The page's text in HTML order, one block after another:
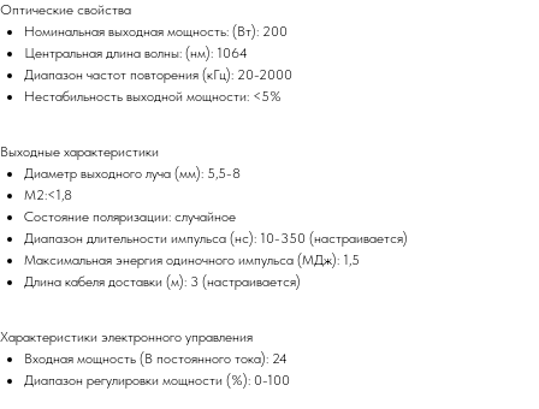
Оптические свойства
Номинальная выходная мощность: (Вт): 200
Центральная длина волны: (нм): 1064
Диапазон частот повторения (кГц): 20-2000
Нестабильность выходной мощности: <5%
Выходные характеристики
Диаметр выходного луча (мм): 5,5-8
М2:<1,8
Состояние поляризации: случайное
Диапазон длительности импульса (нс): 10-350 (настраивается)
Максимальная энергия одиночного импульса (МДж): 1,5
Длина кабеля доставки (м): 3 (настраивается)
Характеристики электронного управления
Входная мощность (В постоянного тока): 24
Диапазон регулировки мощности (%): 0-100